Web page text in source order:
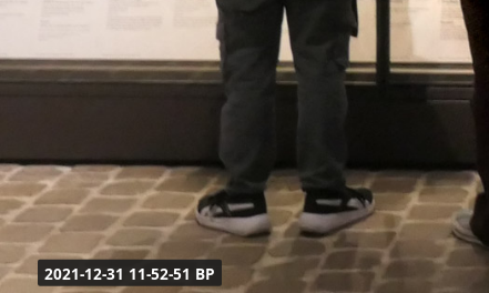
2021-12-31 11-52-51 BP